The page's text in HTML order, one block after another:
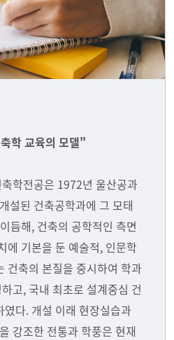
학 교육의 모델"
학전공은 1972년 울산공과
설된 건축공학과에 그 모태
듬해, 건축의 공학적인 측면
에 기본을 둔 예술적, 인문학
건축의 본질을 중시하여 학과
고, 국내 최초로 설계중심 건
다. 개설 이래 현장실습과
강조한 전통과 학풍은 현재